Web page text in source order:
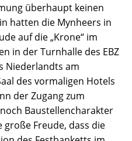
überhaupt keinen
hatten die Mynheers in
auf die „Krone“ im
in der Turnhalle des EBZ
Niederlandts am
des vormaligen Hotels
der Zugang zum
Baustellencharakter
Freude, dass die